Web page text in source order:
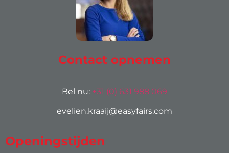
Contact opnemen
Bel nu: +31 (0) 631 988 069
evelien.kraaij@easyfairs.com
Openingstijden